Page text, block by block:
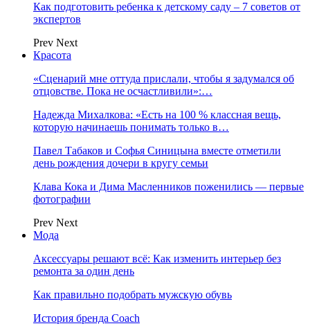
Как подготовить ребенка к детскому саду – 7 советов от
экспертов
Prev Next
Красота
«Сценарий мне оттуда прислали, чтобы я задумался об
отцовстве. Пока не осчастливили»:…
Надежда Михалкова: «Есть на 100 % классная вещь,
которую начинаешь понимать только в…
Павел Табаков и Софья Синицына вместе отметили
день рождения дочери в кругу семьи
Клава Кока и Дима Масленников поженились — первые
фотографии
Prev Next
Мода
Аксессуары решают всё: Как изменить интерьер без
ремонта за один день
Как правильно подобрать мужскую обувь
История бренда Coach